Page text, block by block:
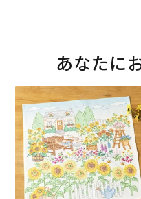
あなたに